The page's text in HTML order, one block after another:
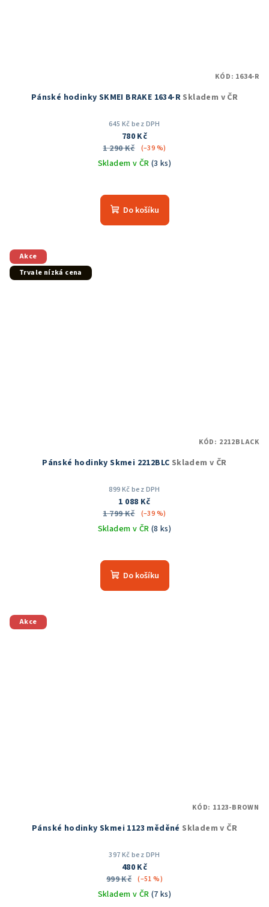
Pánské hodinky SKMEI BRAKE 1634-R Skladem v ČR
645 Kč bez DPH
780 Kč
1 290 Kč
(–39 %)
Skladem v ČR (3 ks)
hodnocení
produktu
Do košíku
KÓD: 1634-R
Akce
Trvale nízká cena
Pánské hodinky Skmei 2212BLC Skladem v ČR
899 Kč bez DPH
1 088 Kč
1 799 Kč
(–39 %)
Skladem v ČR (8 ks)
Do košíku
KÓD: 2212BLACK
Akce
Pánské hodinky Skmei 1123 měděné Skladem v ČR
397 Kč bez DPH
480 Kč
999 Kč (–51 %)
Skladem v ČR (7 ks)
KÓD: 1123-BROWN